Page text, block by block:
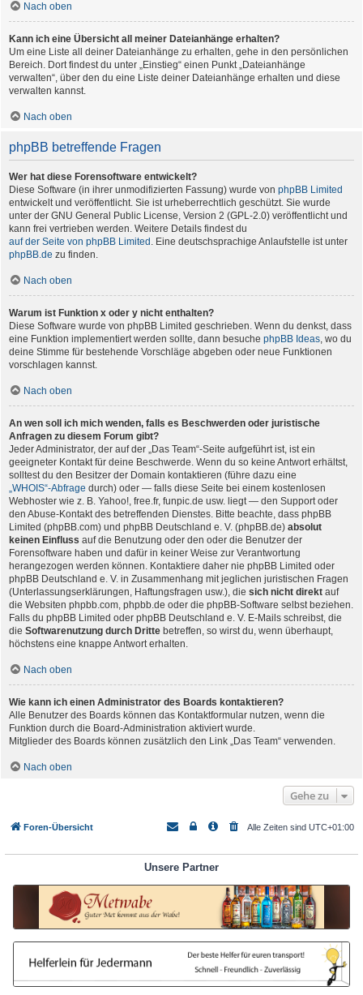
Nach oben
Kann ich eine Übersicht all meiner Dateianhänge erhalten?
Um eine Liste all deiner Dateianhänge zu erhalten, gehe in den persönlichen
Bereich. Dort findest du unter „Einstieg“ einen Punkt „Dateianhänge
verwalten“, über den du eine Liste deiner Dateianhänge erhalten und diese
verwalten kannst.
Nach oben
phpBB betreffende Fragen
Wer hat diese Forensoftware entwickelt?
Diese Software (in ihrer unmodifizierten Fassung) wurde von phpBB Limited
entwickelt und veröffentlicht. Sie ist urheberrechtlich geschützt. Sie wurde
unter der GNU General Public License, Version 2 (GPL-2.0) veröffentlicht und
kann frei vertrieben werden. Weitere Details findest du
auf der Seite von phpBB Limited . Eine deutschsprachige Anlaufstelle ist unter
phpBB.de zu finden.
Nach oben
Warum ist Funktion x oder y nicht enthalten?
Diese Software wurde von phpBB Limited geschrieben. Wenn du denkst, dass
eine Funktion implementiert werden sollte, dann besuche phpBB Ideas, wo du
deine Stimme für bestehende Vorschläge abgeben oder neue Funktionen
vorschlagen kannst.
Nach oben
An wen soll ich mich wenden, falls es Beschwerden oder juristische
Anfragen zu diesem Forum gibt?
Jeder Administrator, der auf der „Das Team“-Seite aufgeführt ist, ist ein
geeigneter Kontakt für deine Beschwerde. Wenn du so keine Antwort erhältst,
solltest du den Besitzer der Domain kontaktieren (führe dazu eine
„WHOIS“-Abfrage durch) oder — falls diese Seite bei einem kostenlosen
Webhoster wie z. B. Yahoo!, free.fr, funpic.de usw. liegt — den Support oder
den Abuse-Kontakt des betreffenden Dienstes. Bitte beachte, dass phpBB
Limited (phpBB.com) und phpBB Deutschland e. V. (phpBB.de) absolut
keinen Einfluss auf die Benutzung oder den oder die Benutzer der
Forensoftware haben und dafür in keiner Weise zur Verantwortung
herangezogen werden können. Kontaktiere daher nie phpBB Limited oder
phpBB Deutschland e. V. in Zusammenhang mit jeglichen juristischen Fragen
(Unterlassungserklärungen, Haftungsfragen usw.), die sich nicht direkt auf
die Websiten phpbb.com, phpbb.de oder die phpBB-Software selbst beziehen.
Falls du phpBB Limited oder phpBB Deutschland e. V. E-Mails schreibst, die
die Softwarenutzung durch Dritte betreffen, so wirst du, wenn überhaupt,
höchstens eine knappe Antwort erhalten.
Nach oben
Wie kann ich einen Administrator des Boards kontaktieren?
Alle Benutzer des Boards können das Kontaktformular nutzen, wenn die
Funktion durch die Board-Administration aktiviert wurde.
Mitglieder des Boards können zusätzlich den Link „Das Team“ verwenden.
Nach oben
Gehe zu
Foren-Übersicht Alle Zeiten sind UTC+01:00
Unsere Partner